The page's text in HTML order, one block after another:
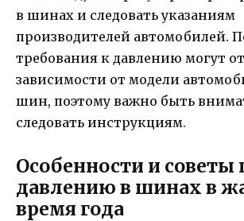
в шинах и следовать указаниям
производителей автомобилей.
требования к давлению могут
зависимости от модели
шин, поэтому важно быть
следовать инструкциям.
Особенности и советы
давлению в шинах в
время года